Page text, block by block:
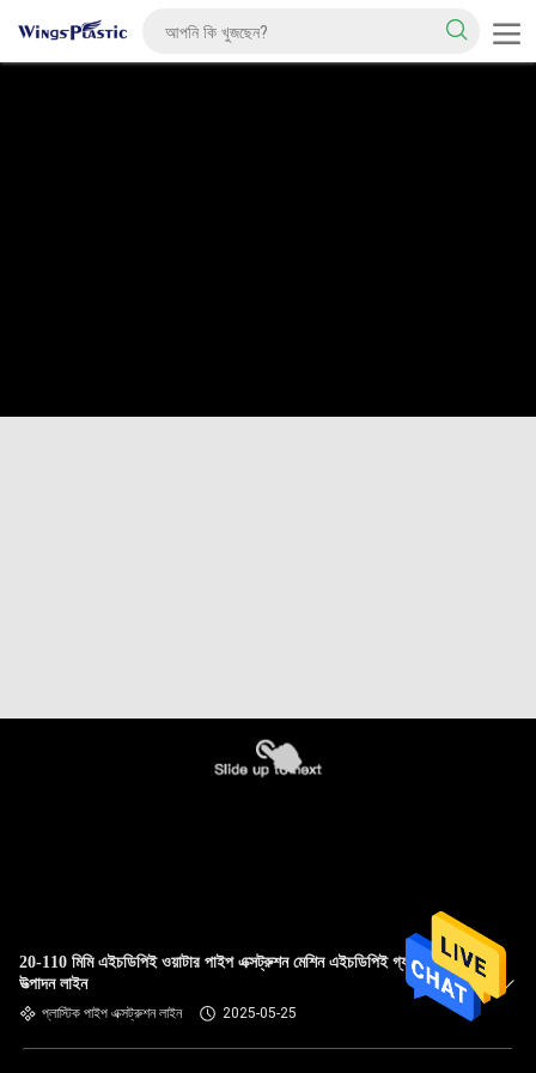
20-110 মিমি এইচডিপিই ওয়াটার পাইপ এক্সট্রুশন মেশিন এইচডিপিই গ্যাস পাইপ
উত্পাদন লাইন
প্লাস্টিক পাইপ এক্সট্রুশন লাইন 2025-05-25